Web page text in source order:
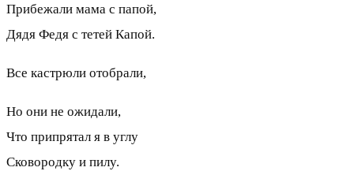
Прибежали мама с папой,
Дядя Федя с тетей Капой.
Все кастрюли отобрали,
Но они не ожидали,
Что припрятал я в yглy
Сковородкy и пилy.